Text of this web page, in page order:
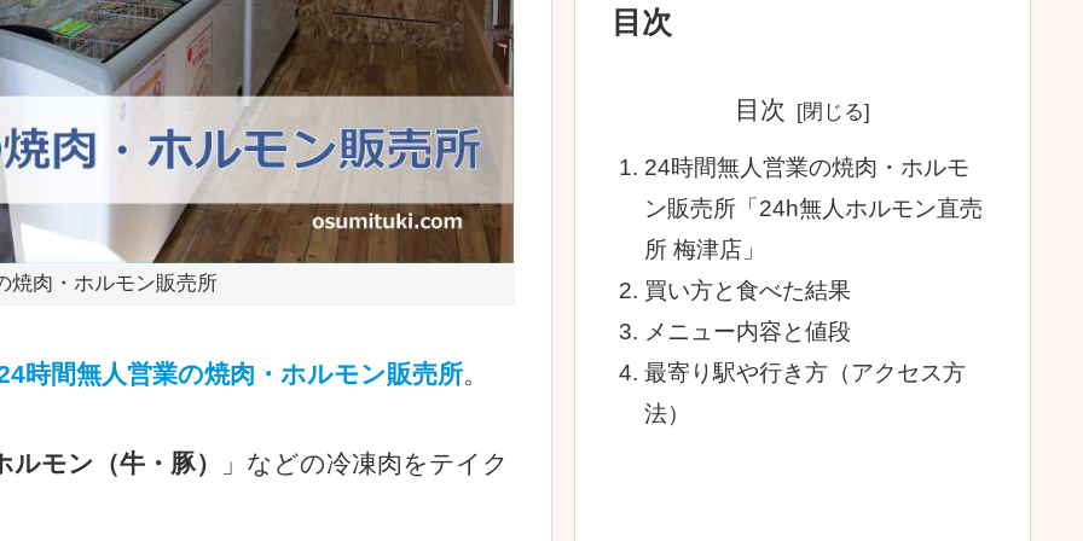
焼肉・ホルモン販売所
時間無人営業の焼肉・ホルモン販売所。
ルモン（牛・豚） 」などの冷凍肉をテイク
目次
目次
24時間無人営業の焼肉・ホルモ
ン販売所「24h無人ホルモン直売
所 梅津店」
買い方と食べた結果
メニュー内容と値段
最寄り駅や行き方（アクセス方
法）